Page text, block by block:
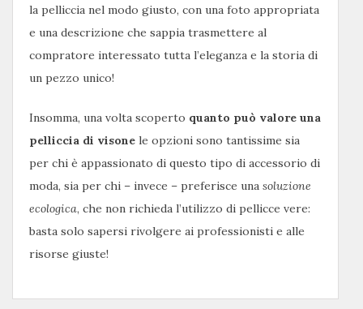
la pelliccia nel modo giusto, con una foto appropriata
e una descrizione che sappia trasmettere al
compratore interessato tutta l’eleganza e la storia di
un pezzo unico!
Insomma, una volta scoperto quanto può valore una
pelliccia di visone le opzioni sono tantissime sia
per chi è appassionato di questo tipo di accessorio di
moda, sia per chi – invece – preferisce una soluzione
ecologica, che non richieda l’utilizzo di pellicce vere:
basta solo sapersi rivolgere ai professionisti e alle
risorse giuste!